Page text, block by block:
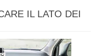
IL LATO DEI